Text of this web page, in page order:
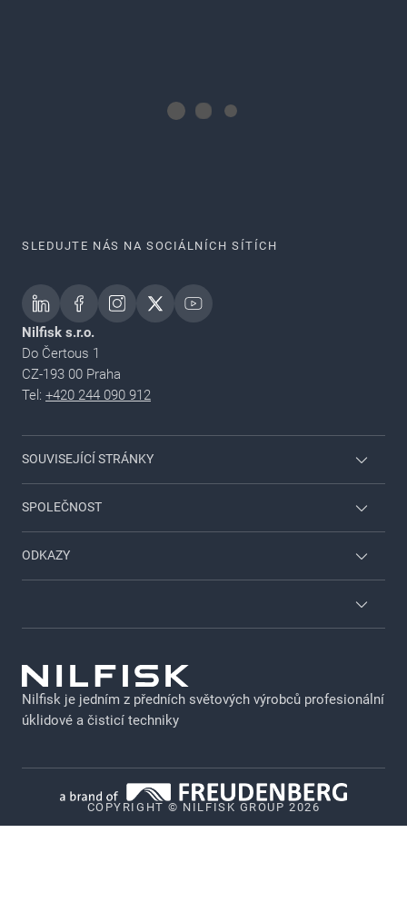
SLEDUJTE NÁS NA SOCIÁLNÍCH SÍTÍCH
Nilfisk s.r.o.
Do Čertous 1
CZ-193 00 Praha
Tel: +420 244 090 912
SOUVISEJÍCÍ STRÁNKY
Pro domácnost & zahradu
Viper
SPOLEČNOST
O společnosti Nilfisk
ODKAZY
O společnosti Nilfisk
Výběr z produktového katalogu
Právní upozornění
Soukromí
Zásady zveřejňování citlivých údajů
Whistleblower System
Nilfisk je jedním z předních světových výrobců profesionální
úklidové a čisticí techniky
COPYRIGHT © NILFISK GROUP 2026